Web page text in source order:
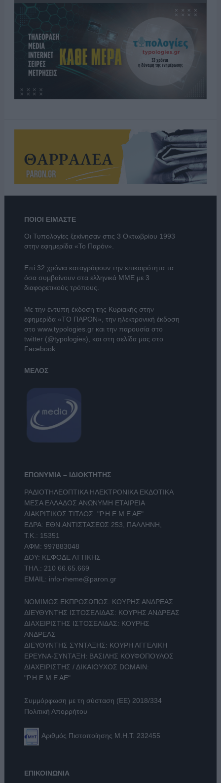
ΠΟΙΟΙ ΕΙΜΑΣΤΕ
Οι Τυπολογίες ξεκίνησαν στις 3 Οκτωβρίου 1993
στην εφημερίδα «Το Παρόν».
Επί 32 χρόνια καταγράφουν την επικαιρότητα τα
όσα συμβαίνουν στα ελληνικά ΜΜΕ με 3
διαφορετικούς τρόπους.
Με την έντυπη έκδοση της Κυριακής στην
εφημερίδα «ΤΟ ΠΑΡΟΝ» , την ηλεκτρονική έκδοση
στο www.typologies.grκαι την παρουσία στο
twitter (@typologies) , και στη σελίδα μας στο
Facebook
ΜΕΛΟΣ
ΕΠΩΝΥΜΙΑ – ΙΔΙΟΚΤΗΤΗΣ
ΡΑΔΙΟΤΗΛΕΟΠΤΙΚΑ ΗΛΕΚΤΡΟΝΙΚΑ ΕΚΔΟΤΙΚΑ
ΜΕΣΑ ΕΛΛΑΔΟΣ ΑΝΩΝΥΜΗ ΕΤΑΙΡΕΙΑ
ΔΙΑΚΡΙΤΙΚΟΣ ΤΙΤΛΟΣ: "Ρ.Η.Ε.Μ.Ε ΑΕ"
ΕΔΡΑ: ΕΘΝ.ΑΝΤΙΣΤΑΣΕΩΣ 253, ΠΑΛΛΗΝΗ,
Τ.Κ.: 15351
ΑΦΜ: 997883048
ΔΟΥ: ΚΕΦΟΔΕ ΑΤΤΙΚΗΣ
ΤΗΛ.: 210 66.65.669
EMAIL: info-rheme@paron.gr
ΝΟΜΙΜΟΣ ΕΚΠΡΟΣΩΠΟΣ: ΚΟΥΡΗΣ ΑΝΔΡΕΑΣ
ΔΙΕΥΘΥΝΤΗΣ ΙΣΤΟΣΕΛΙΔΑΣ: ΚΟΥΡΗΣ ΑΝΔΡΕΑΣ
ΔΙΑΧΕΙΡΙΣΤΗΣ ΙΣΤΟΣΕΛΙΔΑΣ: ΚΟΥΡΗΣ
ΑΝΔΡΕΑΣ
ΔΙΕΥΘΥΝΤΗΣ ΣΥΝΤΑΞΗΣ: ΚΟΥΡΗ ΑΓΓΕΛΙΚΗ
ΕΡΕΥΝΑ-ΣΥΝΤΑΞΗ: ΒΑΣΙΛΗΣ ΚΟΥΦΟΠΟΥΛΟΣ
ΔΙΑΧΕΙΡΙΣΤΗΣ / ΔΙΚΑΙΟΥΧΟΣ DOMAIN:
"Ρ.Η.Ε.Μ.Ε ΑΕ"
Συμμόρφωση με τη σύσταση (ΕΕ) 2018/334
Πολιτική Απορρήτου
Αριθμός Πιστοποίησης Μ.Η.Τ. 232455
ΕΠΙΚΟΙΝΩΝΙΑ